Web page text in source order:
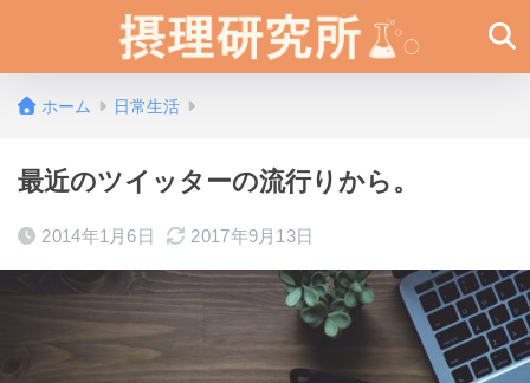
ホーム 日常生活
最近のツイッターの流行りから。
2014年1月6日 2017年9月13日